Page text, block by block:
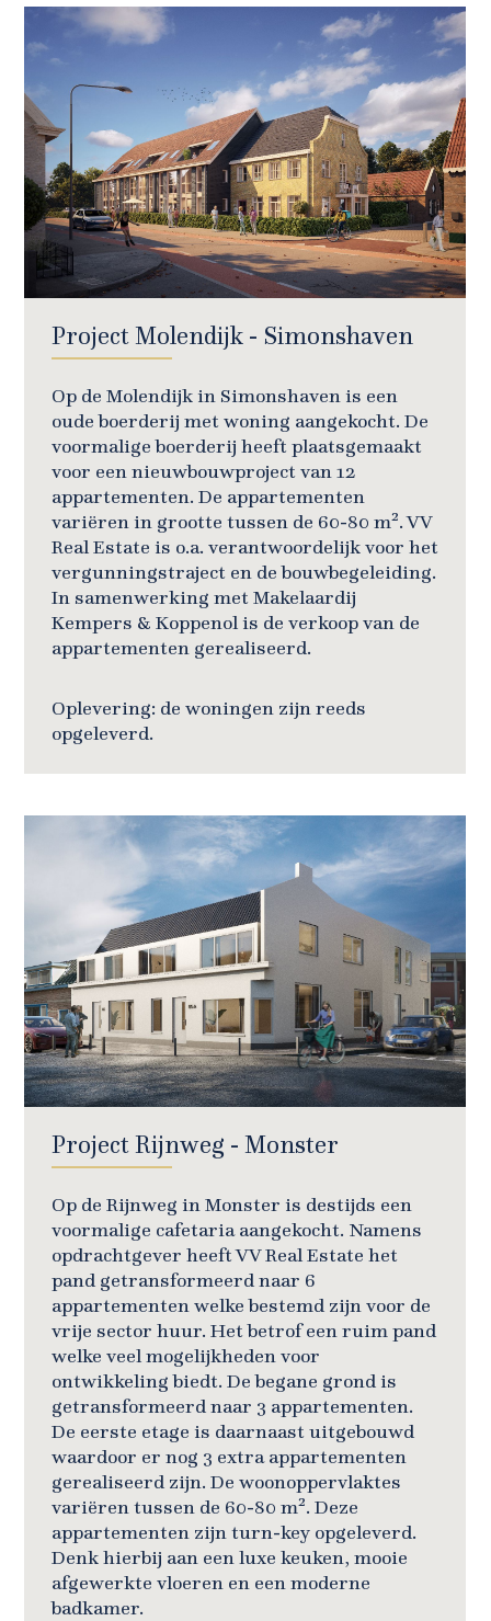
Project Molendijk - Simonshaven
Op de Molendijk in Simonshaven is een
oude boerderij met woning aangekocht. De
voormalige boerderij heeft plaatsgemaakt
voor een nieuwbouwproject van 12
appartementen. De appartementen
variëren in grootte tussen de 60-80 m². VV
Real Estate is o.a. verantwoordelijk voor het
vergunningstraject en de bouwbegeleiding.
In samenwerking metMakelaardij
Kempers & Koppenolis de verkoop van de
appartementen gerealiseerd.
Oplevering: de woningen zijn reeds
opgeleverd.
Project Rijnweg - Monster
Op de Rijnweg in Monster is destijds een
voormalige cafetaria aangekocht. Namens
opdrachtgever heeft VV Real Estate het
pand getransformeerd naar 6
appartementen welke bestemd zijn voor de
vrije sector huur. Het betrof een ruim pand
welke veel mogelijkheden voor
ontwikkeling biedt. De begane grond is
getransformeerd naar 3 appartementen.
De eerste etage is daarnaast uitgebouwd
waardoor er nog 3 extra appartementen
gerealiseerd zijn. De woonoppervlaktes
variëren tussen de 60-80 m². Deze
appartementen zijn turn-key opgeleverd.
Denk hierbij aan een luxe keuken, mooie
afgewerkte vloeren en een moderne
badkamer.